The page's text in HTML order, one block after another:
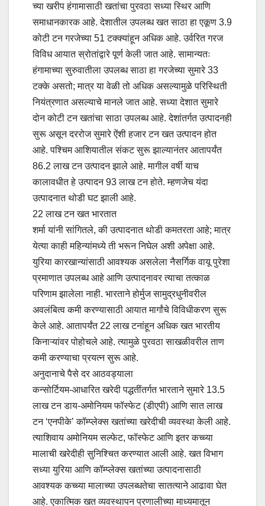
च्या खरीप हंगामासाठी खतांचा पुरवठा सध्या स्थिर आणि
समाधानकारक आहे. देशातील उपलब्ध खत साठा हा एकूण 3.9
कोटी टन गरजेच्या 51 टक्क्यांहून अधिक आहे. उर्वरित गरज
विविध आयात स्रोतांद्वारे पूर्ण केली जात आहे. सामान्यतः
हंगामाच्या सुरुवातीला उपलब्ध साठा हा गरजेच्या सुमारे 33
टक्के असतो; मात्र या वेळी तो अधिक असल्यामुळे परिस्थिती
नियंत्रणात असल्याचे मानले जात आहे. सध्या देशात सुमारे
दोन कोटी टन खतांचा साठा उपलब्ध आहे. देशांतर्गत उत्पादनही
सुरू असून दररोज सुमारे ऐंशी हजार टन खत उत्पादन होत
आहे. पश्चिम आशियातील संकट सुरू झाल्यानंतर आतापर्यंत
86.2 लाख टन उत्पादन झाले आहे. मागील वर्षी याच
कालावधीत हे उत्पादन 93 लाख टन होते. म्हणजेच यंदा
उत्पादनात थोडी घट झाली आहे.
22 लाख टन खत भारतात
शर्मा यांनी सांगितले, की उत्पादनात थोडी कमतरता आहे; मात्र
येत्या काही महिन्यांमध्ये ती भरून निघेल अशी अपेक्षा आहे.
युरिया कारखान्यांसाठी आवश्यक असलेला नैसर्गिक वायू पुरेशा
प्रमाणात उपलब्ध आहे आणि उत्पादनावर त्याचा तत्काळ
परिणाम झालेला नाही. भारताने होर्मुज सामुद्रधुनीवरील
अवलंबित्व कमी करण्यासाठी आयात मार्गांचे विविधीकरण सुरू
केले आहे. आतापर्यंत 22 लाख टनांहून अधिक खत भारतीय
किनाऱ्यांवर पोहोचले आहे. त्यामुळे पुरवठा साखळीवरील ताण
कमी करण्याचा प्रयत्न सुरू आहे.
अनुदानाचे पैसे दर आठवड्याला
कन्सोर्टियम-आधारित खरेदी पद्धतींतर्गत भारताने सुमारे 13.5
लाख टन डाय-अमोनियम फॉस्फेट (डीएपी) आणि सात लाख
टन ‌‘एनपीके‌’ कॉम्प्लेक्स खतांच्या खरेदीची व्यवस्था केली आहे.
त्याशिवाय अमोनियम सल्फेट, फॉस्फेट आणि इतर कच्च्या
मालाची खरेदीही सुनिश्चित करण्यात आली आहे. खत विभाग
सध्या युरिया आणि कॉम्प्लेक्स खतांच्या उत्पादनासाठी
आवश्यक कच्च्या मालाच्या उपलब्धतेचा सातत्याने आढावा घेत
आहे. एकात्मिक खत व्यवस्थापन प्रणालीच्या माध्यमातून